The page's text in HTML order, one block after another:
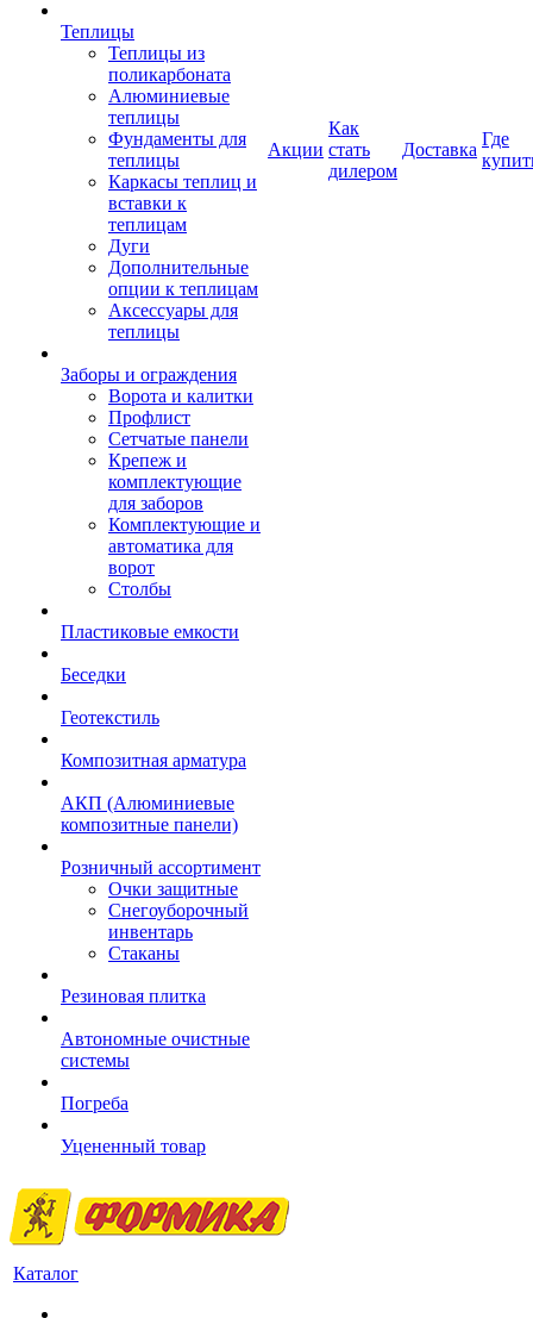
Теплицы
Теплицы из
поликарбоната
Алюминиевые
теплицы
Фундаменты для
теплицы
Каркасы теплиц и
вставки к
теплицам
Дуги
Дополнительные
опции к теплицам
Аксессуары для
теплицы
Заборы и ограждения
Ворота и калитки
Профлист
Сетчатые панели
Крепеж и
комплектующие
для заборов
Комплектующие и
автоматика для
ворот
Столбы
Пластиковые емкости
Беседки
Геотекстиль
Композитная арматура
АКП (Алюминиевые
композитные панели)
Розничный ассортимент
Очки защитные
Снегоуборочный
инвентарь
Стаканы
Резиновая плитка
Автономные очистные
системы
Погреба
Уцененный товар
Акции
Как
стать
дилером
Доставка
Где
Каталог